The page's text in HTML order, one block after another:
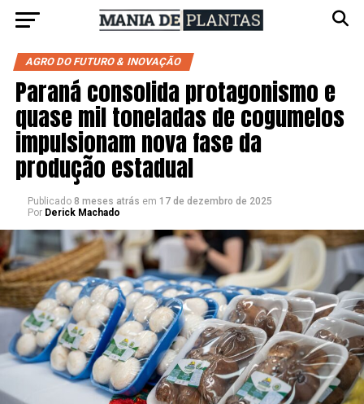
AGRO DO FUTURO & INOVAÇÃO
Paraná consolida protagonismo e
quase mil toneladas de cogumelos
impulsionam nova fase da
produção estadual
Publicado 8 meses atrás em 17 de dezembro de 2025
Por Derick Machado